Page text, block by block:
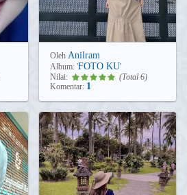
Oleh Anilram
Album: 'FOTO KU'
Nilai:
(Total 6)
Komentar: 1